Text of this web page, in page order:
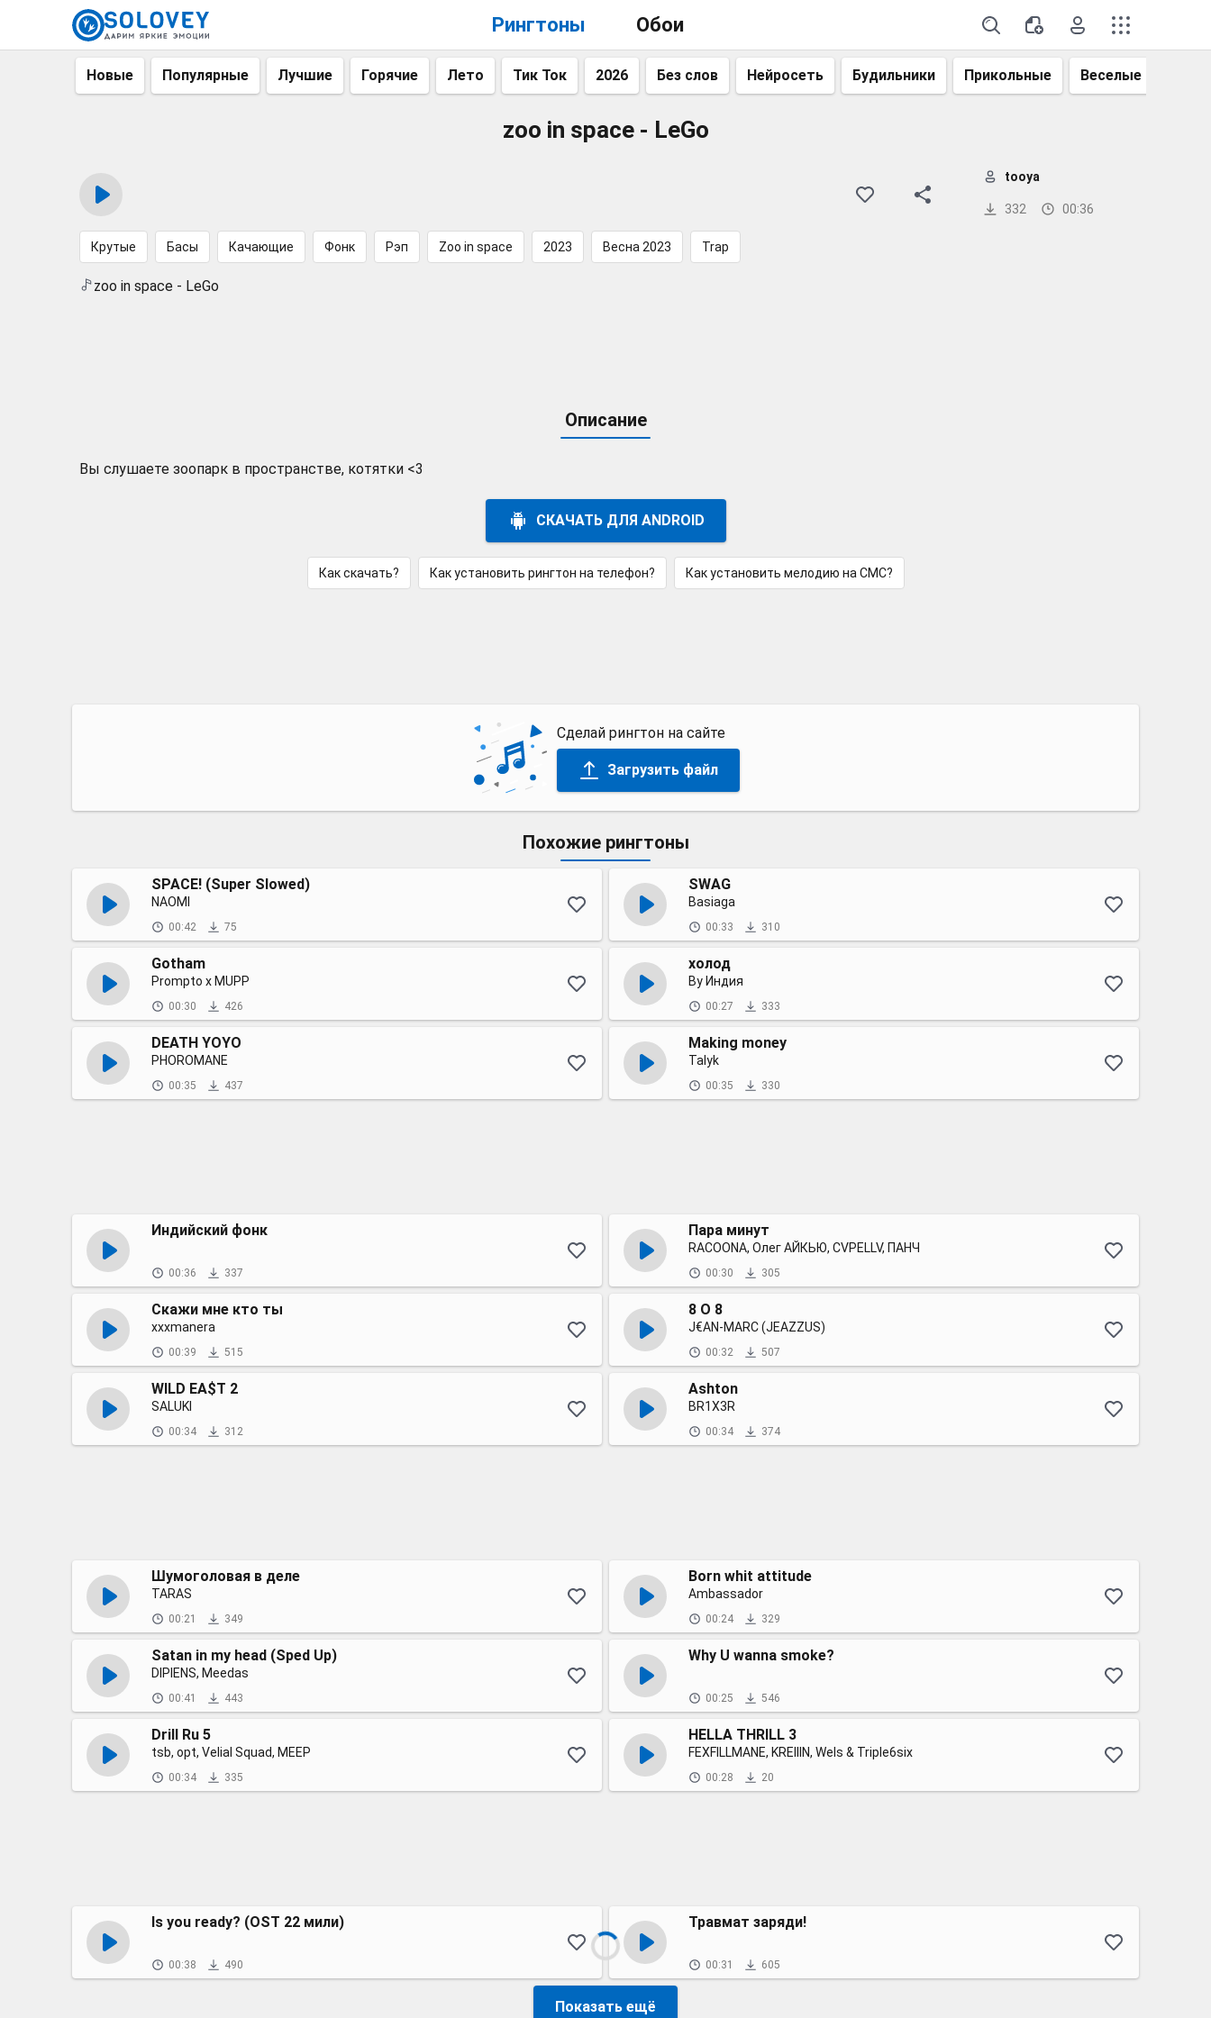
Рингтоны Обои
Новые Популярные Лучшие Горячие Лето Тик Ток 2026 Без слов Нейросеть Будильники Прикольные Веселые
zoo in space - LeGo
332 00:36
tooya
Крутые Басы Качающие Фонк Рэп Zoo in space 2023 Весна 2023 Trap
zoo in space - LeGo
Описание
Вы слушаете зоопарк в пространстве, котятки <3
СКАЧАТЬ ДЛЯ ANDROID
Как скачать? Как установить рингтон на телефон? Как установить мелодию на СМС?
Сделай рингтон на сайте
Загрузить файл
Похожие рингтоны
SPACE! (Super Slowed)
NAOMI
00:42 75
SWAG
Basiaga
00:33 310
Gotham
Prompto x MUPP
00:30 426
холод
By Индия
00:27 333
DEATH YOYO
PHOROMANE
00:35 437
Making money
Talyk
00:35 330
Индийский фонк
00:36 337
Пара минут
RACOONA, Олег АЙКЬЮ, CVPELLV, ПАНЧ
00:30 305
Скажи мне кто ты
xxxmanera
00:39 515
8 O 8
J€AN-MARC (JEAZZUS)
00:32 507
WILD EA$T 2
SALUKI
00:34 312
Ashton
BR1X3R
00:34 374
Шумоголовая в деле
TARAS
00:21 349
Born whit attitude
Ambassador
00:24 329
Satan in my head (Sped Up)
DIPIENS, Meedas
00:41 443
Why U wanna smoke?
00:25 546
Drill Ru 5
tsb, opt, Velial Squad, MEEP
00:34 335
HELLA THRILL 3
FEXFILLMANE, KREIIIN, Wels & Triple6six
00:28 20
Is you ready? (OST 22 мили)
00:38 490
Травмат заряди!
00:31 605
Показать ещё